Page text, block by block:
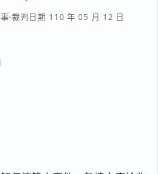
·裁判日期 110 年 05 月 12 日